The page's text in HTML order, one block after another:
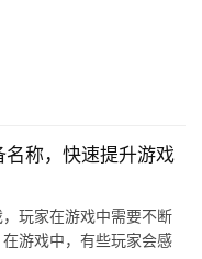
称，快速提升游戏
玩家在游戏中需要不断
游戏中，有些玩家会感